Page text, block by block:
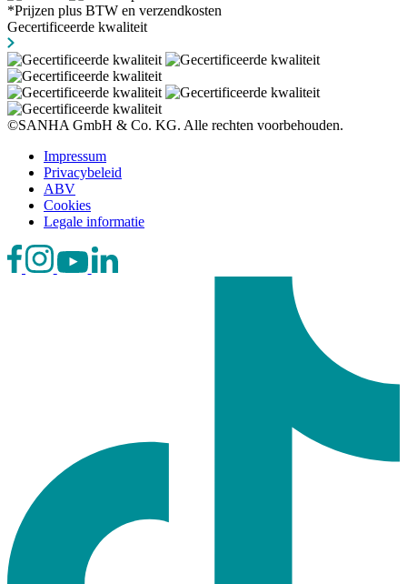
*Prijzen plus BTW en verzendkosten
Gecertificeerde kwaliteit
©SANHA GmbH & Co. KG. Alle rechten voorbehouden.
Impressum
Privacybeleid
ABV
Cookies
Legale informatie